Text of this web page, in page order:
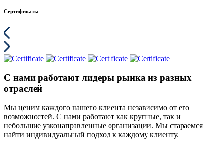
Сертификаты
С нами работают лидеры рынка из разных
отраслей
Мы ценим каждого нашего клиента независимо от его
возможностей. С нами работают как крупные, так и
небольшие узконаправленные организации. Мы стараемся
найти индивидуальный подход к каждому клиенту.